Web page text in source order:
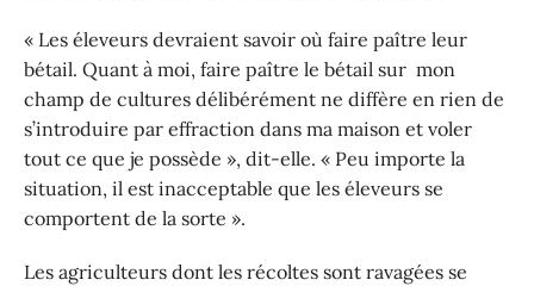
« Les éleveurs devraient savoir où faire paître leur
bétail. Quant à moi, faire paître le bétail sur mon
champ de cultures délibérément ne diffère en rien de
s’introduire par effraction dans ma maison et voler
tout ce que je possède », dit-elle. « Peu importe la
situation, il est inacceptable que les éleveurs se
comportent de la sorte ».
Les agriculteurs dont les récoltes sont ravagées se